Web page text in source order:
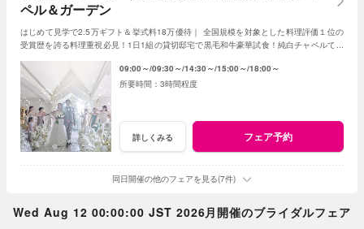
ペル＆ガーデン
はじめて見学で2.5万ギフト＆挙式料18万優待｜ 全国規模を対象とした料理評価１位の
受賞歴を誇る料理重視必見！1日1組の貸切邸宅で黒毛和牛豪華試食！純白チャペルで感
09:00～ 09:30～ 14:30～ 15:00～ 18:00～
3時間程度
詳しくみる フェア予約
同日開催の他のフェアを見る(7件)
Wed Aug 12 00:00:00 JST 2026月開催のブライダルフェア